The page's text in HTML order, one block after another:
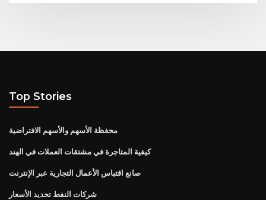
Top Stories
محفظة الأسهم والأسهم الافتراضية
كيفية المتاجرة في مشتقات العملات في الهند
صانع اقتباس الأعمال التجارية عبر الإنترنت
شركات النفط تحديد الأسعار